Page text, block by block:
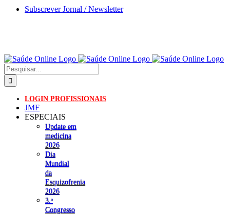
Skip
Subscrever Jornal / Newsletter
Pesquisar
LOGIN PROFISSIONAIS
JMF
ESPECIAIS
Update em
medicina
2026
Dia
Mundial
da
Esquizofrenia
2026
3.ᵒ
Congresso